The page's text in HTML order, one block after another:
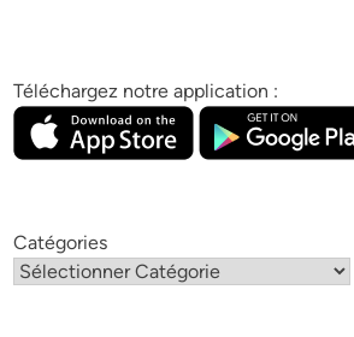
Téléchargez notre application :
Catégories